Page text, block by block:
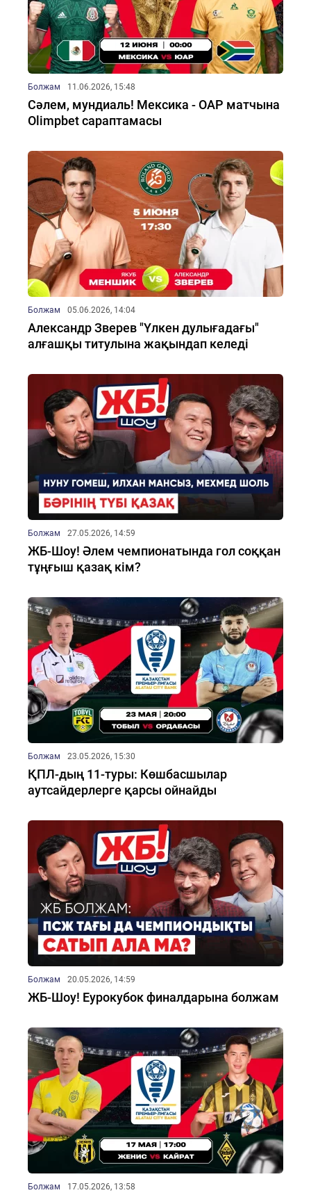
Болжам 11.06.2026, 15:48
Сәлем, мундиаль! Мексика - ОАР матчына
Olimpbet сараптамасы
Болжам 05.06.2026, 14:04
Александр Зверев "Үлкен дулығадағы"
алғашқы титулына жақындап келеді
Болжам 27.05.2026, 14:59
ЖБ-Шоу! Әлем чемпионатында гол соққан
тұңғыш қазақ кім?
Болжам 23.05.2026, 15:30
ҚПЛ-дың 11-туры: Көшбасшылар
аутсайдерлерге қарсы ойнайды
Болжам 20.05.2026, 14:59
ЖБ-Шоу! Еурокубок финалдарына болжам
Болжам 17.05.2026, 13:58